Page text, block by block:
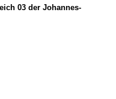
03 der Johannes-